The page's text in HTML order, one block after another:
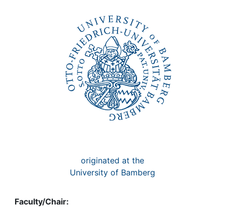
originated at the
University of Bamberg
Faculty/Chair: